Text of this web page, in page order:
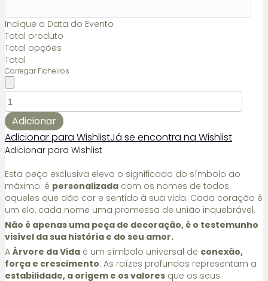
Indique a Data do Evento
Total produto
Total opções
Total
Carregar Ficheiros
Quantidade
de
Enfeite
de
Natal
-
Arvore
Família
Adicionar
Adicionar para WishlistJá se encontra na Wishlist
Adicionar para Wishlist
Esta peça exclusiva eleva o significado do símbolo ao
máximo: é personalizada com os nomes de todos
aqueles que dão cor e sentido à sua vida. Cada coração é
um elo, cada nome uma promessa de união inquebrável.
Não é apenas uma peça de decoração, é o testemunho
visível da sua história e do seu amor.
A Árvore da Vida é um símbolo universal de conexão,
força e crescimento. As raízes profundas representam a
estabilidade, a origem e os valores que os seus